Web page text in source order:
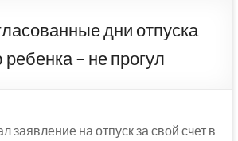
дни отпуска
– не прогул
заявление на отпуск за свой счет в